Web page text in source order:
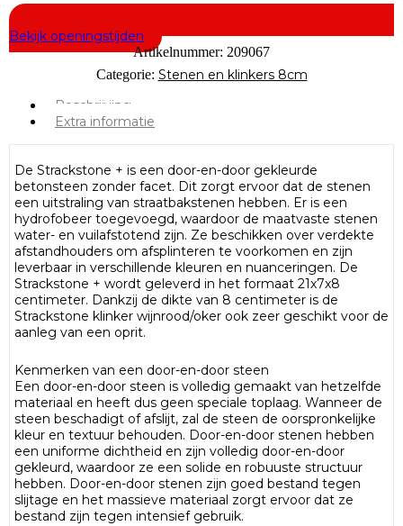
Bekijk openingstijden
Artikelnummer: 209067
Categorie: Stenen en klinkers 8cm
Beschrijving
Extra informatie
De Strackstone + is een door-en-door gekleurde
betonsteen zonder facet. Dit zorgt ervoor dat de stenen
een uitstraling van straatbakstenen hebben. Er is een
hydrofobeer toegevoegd, waardoor de maatvaste stenen
water- en vuilafstotend zijn. Ze beschikken over verdekte
afstandhouders om afsplinteren te voorkomen en zijn
leverbaar in verschillende kleuren en nuanceringen. De
Strackstone + wordt geleverd in het formaat 21x7x8
centimeter. Dankzij de dikte van 8 centimeter is de
Strackstone klinker wijnrood/oker ook zeer geschikt voor de
aanleg van een oprit.
Kenmerken van een door-en-door steen
Een door-en-door steen is volledig gemaakt van hetzelfde
materiaal en heeft dus geen speciale toplaag. Wanneer de
steen beschadigt of afslijt, zal de steen de oorspronkelijke
kleur en textuur behouden. Door-en-door stenen hebben
een uniforme dichtheid en zijn volledig door-en-door
gekleurd, waardoor ze een solide en robuuste structuur
hebben. Door-en-door stenen zijn goed bestand tegen
slijtage en het massieve materiaal zorgt ervoor dat ze
bestand zijn tegen intensief gebruik.